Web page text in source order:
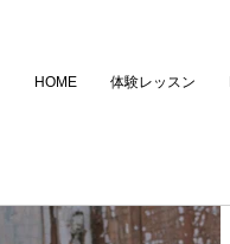
HOME 体験レッスン